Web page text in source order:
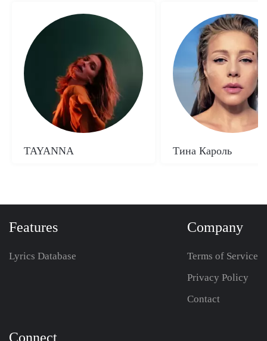
TAYANNA Тина Кароль
Features
Lyrics Database
Company
Terms of Service
Privacy Policy
Contact
Connect